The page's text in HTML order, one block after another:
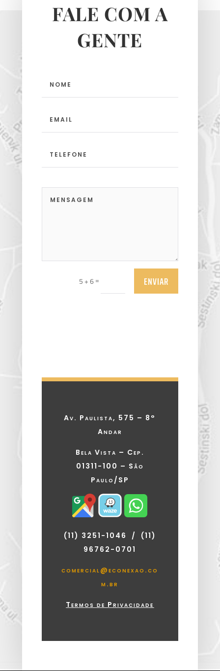
FALE COM A
GENTE
5 + 6= ENVIAR
Av. Paulista, 575 – 8°
Andar
Bela Vista – Cep.
01311-100 – São
Paulo/SP
(11) 3251-1046 / (11)
96762-0701
comercial@econexao.co
m.br
Termos de Privacidade